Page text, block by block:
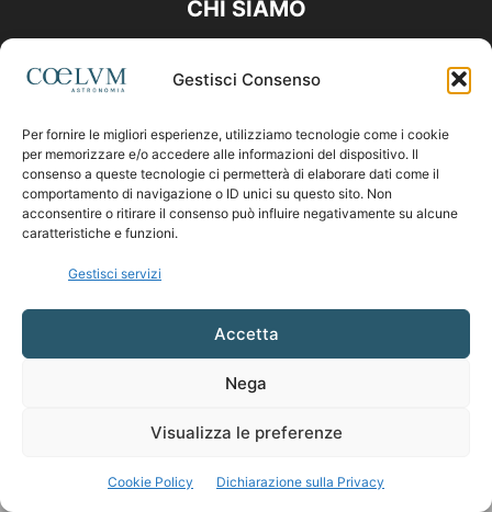
Gestisci Consenso
Per fornire le migliori esperienze, utilizziamo tecnologie come i cookie
per memorizzare e/o accedere alle informazioni del dispositivo. Il
consenso a queste tecnologie ci permetterà di elaborare dati come il
comportamento di navigazione o ID unici su questo sito. Non
acconsentire o ritirare il consenso può influire negativamente su alcune
caratteristiche e funzioni.
Gestisci servizi
Accetta
Nega
Visualizza le preferenze
Cookie Policy Dichiarazione sulla Privacy
CHI SIAMO
Contattaci:coelumastro@coelum.com
SEGUICI